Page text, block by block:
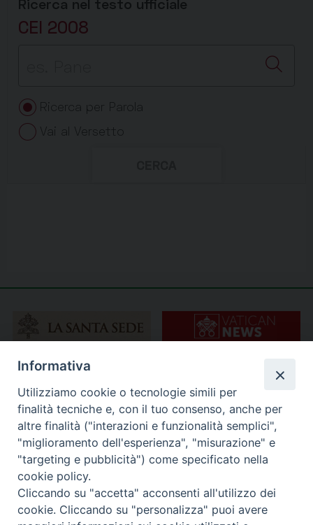
Informativa
Utilizziamo cookie o tecnologie simili per
finalità tecniche e, con il tuo consenso, anche per
altre finalità ("interazioni e funzionalità semplici",
"miglioramento dell'esperienza", "misurazione" e
"targeting e pubblicità") come specificato nella
cookie policy.
Cliccando su "accetta" acconsenti all'utilizzo dei
cookie. Cliccando su "personalizza" puoi avere